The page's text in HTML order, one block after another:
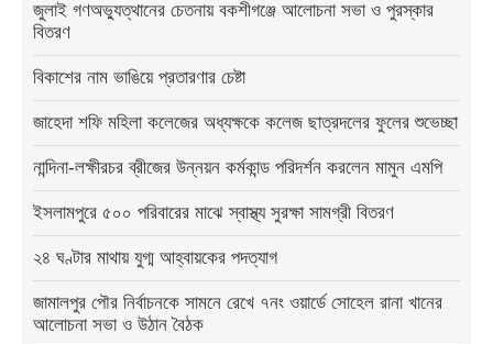
জুলাই গণঅভ্যুত্থানের চেতনায় বকশীগঞ্জে আলোচনা সভা ও পুরস্কার
বিতরণ
বিকাশের নাম ভাঙিয়ে প্রতারণার চেষ্টা
জাহেদা শফি মহিলা কলেজের অধ্যক্ষকে কলেজ ছাত্রদলের ফুলের শুভেচ্ছা
নান্দিনা-লক্ষীরচর ব্রীজের উন্নয়ন কর্মকান্ড পরিদর্শন করলেন মামুন এমপি
ইসলামপুরে ৫০০ পরিবারের মাঝে স্বাস্থ্য সুরক্ষা সামগ্রী বিতরণ
২৪ ঘণ্টার মাথায় যুগ্ম আহ্বায়কের পদত্যাগ
জামালপুর পৌর নির্বাচনকে সামনে রেখে ৭নং ওয়ার্ডে সোহেল রানা খানের
আলোচনা সভা ও উঠান বৈঠক